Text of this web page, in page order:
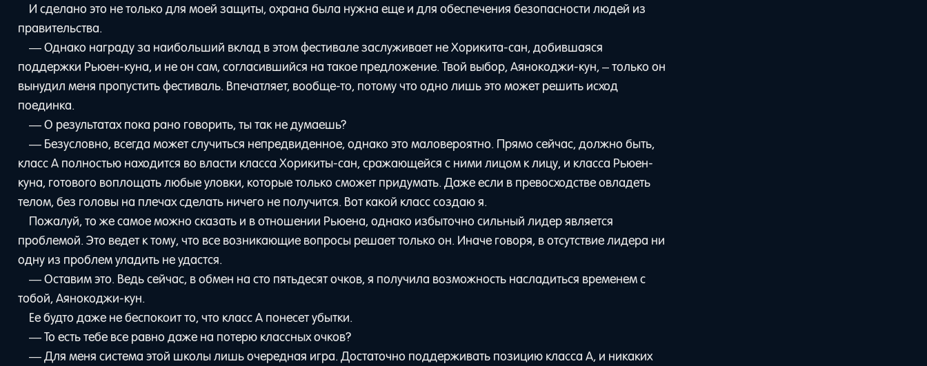
И сделано это не только для моей защиты, охрана была нужна еще и для обеспечения безопасности людей из
правительства.
— Однако награду за наибольший вклад в этом фестивале заслуживает не Хорикита-сан, добившаяся
поддержки Рьюен-куна, и не он сам, согласившийся на такое предложение. Твой выбор, Аянокоджи-кун, – только он
вынудил меня пропустить фестиваль. Впечатляет, вообще-то, потому что одно лишь это может решить исход
поединка.
— О результатах пока рано говорить, ты так не думаешь?
— Безусловно, всегда может случиться непредвиденное, однако это маловероятно. Прямо сейчас, должно быть,
класс A полностью находится во власти класса Хорикиты-сан, сражающейся с ними лицом к лицу, и класса Рьюен-
куна, готового воплощать любые уловки, которые только сможет придумать. Даже если в превосходстве овладеть
телом, без головы на плечах сделать ничего не получится. Вот какой класс создаю я.
Пожалуй, то же самое можно сказать и в отношении Рьюена, однако избыточно сильный лидер является
проблемой. Это ведет к тому, что все возникающие вопросы решает только он. Иначе говоря, в отсутствие лидера ни
одну из проблем уладить не удастся.
— Оставим это. Ведь сейчас, в обмен на сто пятьдесят очков, я получила возможность насладиться временем с
тобой, Аянокоджи-кун.
Ее будто даже не беспокоит то, что класс A понесет убытки.
— То есть тебе все равно даже на потерю классных очков?
— Для меня система этой школы лишь очередная игра. Достаточно поддерживать позицию класса A, и никаких